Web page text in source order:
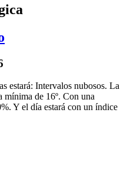
estará: Intervalos nubosos. La
mínima de 16º. Con una
Y el día estará con un índice